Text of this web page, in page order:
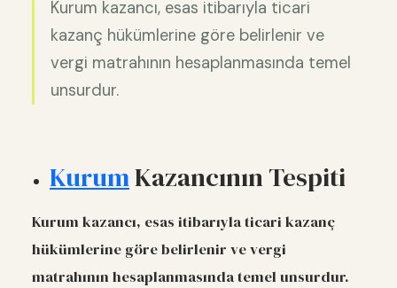
Kurum kazancı, esas itibarıyla ticari
kazanç hükümlerine göre belirlenir ve
vergi matrahının hesaplanmasında temel
unsurdur.
KurumKazancının Tespiti
Kurum kazancı, esas itibarıyla ticari kazanç
hükümlerine göre belirlenir ve vergi
matrahının hesaplanmasında temel unsurdur.